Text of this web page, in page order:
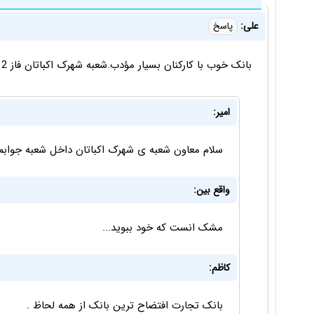
علی: پاسخ
بانک خوب با کارکنان بسیار مؤدب.شعبه شهرک اکباتان فاز 2 کارکنان بسیار مؤدب و با اخلاقی داره.
امیر:
سلام معاون شعبه ی شهرک اکباتان داخل شعبه جوابم را ندادید لطفا
واقع بین:
مشک انست که خود ببوید...
کاظم:
بانک تجارت افتضاح ترین بانک از همه لحاظ .